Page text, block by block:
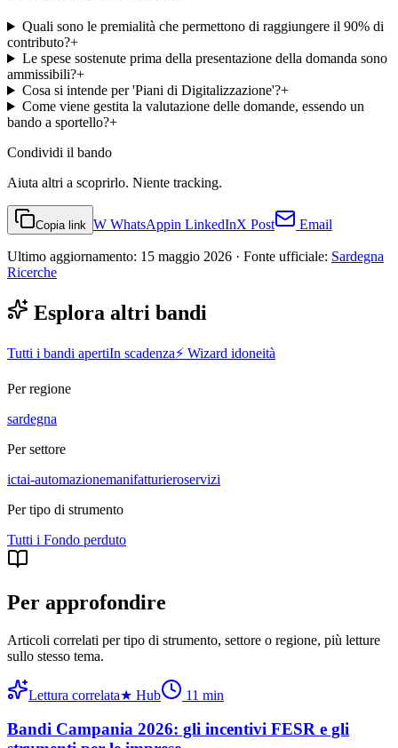
Quali sono le premialità che permettono di raggiungere il 90% di
contributo?+
Le spese sostenute prima della presentazione della domanda sono
ammissibili?+
Cosa si intende per 'Piani di Digitalizzazione'?+
Come viene gestita la valutazione delle domande, essendo un
bando a sportello?+
Condividi il bando
Aiuta altri a scoprirlo. Niente tracking.
Copia link W WhatsAppin LinkedInX Post Email
Ultimo aggiornamento: 15 maggio 2026 · Fonte ufficiale: Sardegna
Ricerche
Esplora altri bandi
Tutti i bandi apertiIn scadenza⚡ Wizard idoneità
Per regione
sardegna
Per settore
ictai-automazionemanifatturieroservizi
Per tipo di strumento
Tutti i Fondo perduto
Per approfondire
Articoli correlati per tipo di strumento, settore o regione, più letture
sullo stesso tema.
Lettura correlata★ Hub 11 min
Bandi Campania 2026: gli incentivi FESR e gli